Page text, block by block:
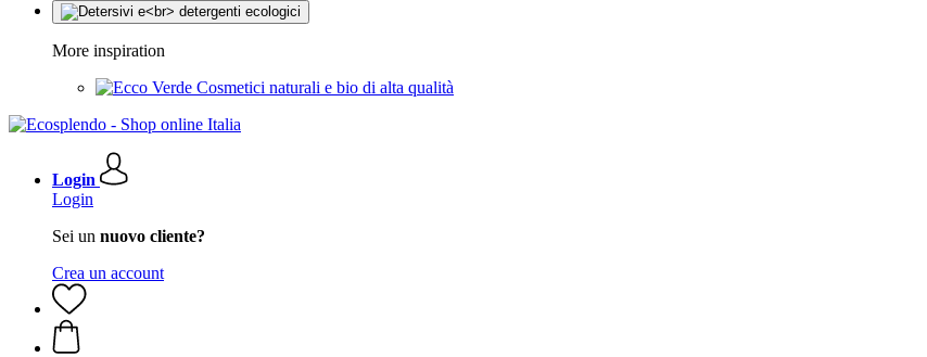
More inspiration
Cosmetici naturali e bio di alta qualità
Login
Login
Sei un nuovo cliente?
Crea un account